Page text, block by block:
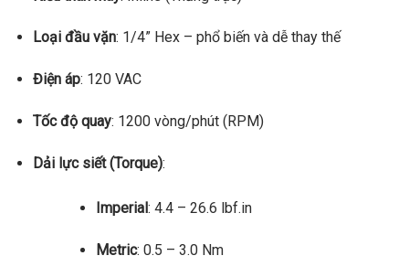
Loại đầu vặn: 1/4” Hex – phổ biến và dễ thay thế
Điện áp: 120 VAC
Tốc độ quay: 1200 vòng/phút (RPM)
Dải lực siết (Torque):
Imperial: 4.4 – 26.6 lbf.in
Metric: 0.5 – 3.0 Nm